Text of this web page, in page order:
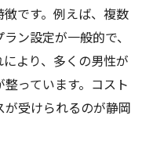
見極めるチェック
帯と実際の満足度
毛の選び方を徹底
です。例えば、複数
ン設定が一般的で、
より、多くの男性が
っています。コスト
受けられるのが静岡